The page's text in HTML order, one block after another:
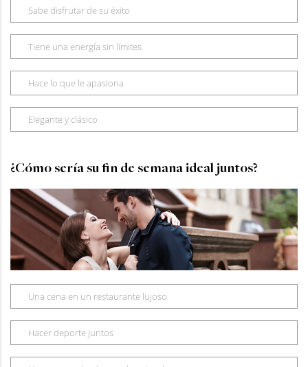
Sabe disfrutar de su éxito
Tiene una energía sin límites
Hace lo que le apasiona
Elegante y clásico
¿Cómo sería su fin de semana ideal juntos?
Una cena en un restaurante lujoso
Hacer deporte juntos